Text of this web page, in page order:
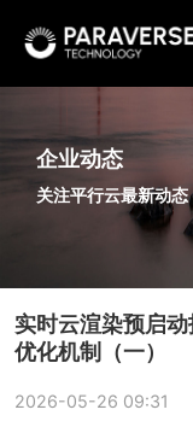
企业动态
关注平行云最新动
实时云渲染预启
优化机制（一）
2026-05-26 09:31